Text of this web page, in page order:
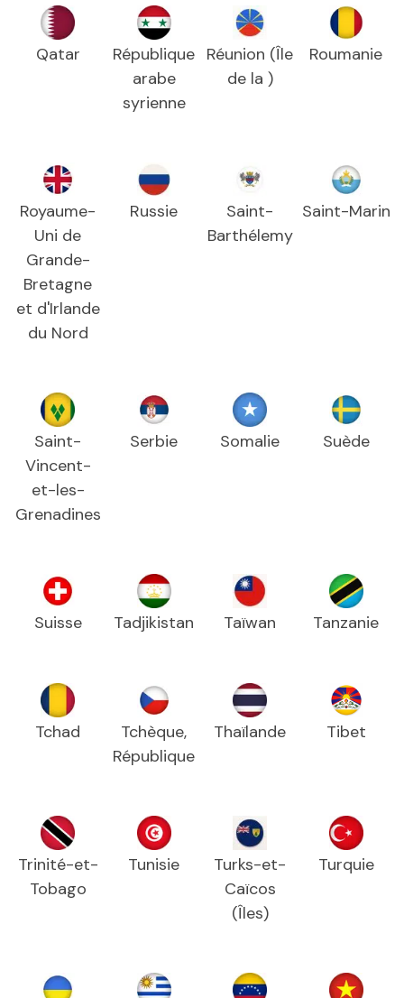
Qatar
République
arabe
syrienne
Réunion (Île
de la )
Roumanie
Royaume-
Uni de
Grande-
Bretagne
et d'Irlande
du Nord
Russie
Saint-
Barthélemy
Saint-Marin
Saint-
Vincent-
et-les-
Grenadines
Serbie Somalie Suède
Suisse Tadjikistan Taïwan Tanzanie
Tchad
Tchèque,
République
Thaïlande Tibet
Trinité-et-
Tobago
Tunisie
Turks-et-
Caïcos
(Îles)
Turquie